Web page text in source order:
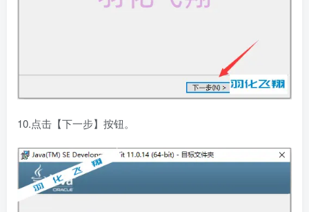
10.点击【下一步】按钮。